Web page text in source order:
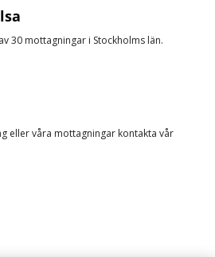
30 mottagningar i Stockholms län.
eller våra mottagningar kontakta vår